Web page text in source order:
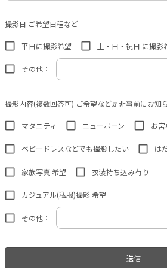
撮影日 ご希望日程など
平日に撮影希望 土・日・祝日 に撮影
その他：
撮影内容(複数回答可) ご希望など是非事前にお知
マタニティ ニューボーン お
ベビードレスなどでも撮影したい は
家族写真 希望 衣装持ち込み有り
カジュアル(私服)撮影 希望
その他：
送信